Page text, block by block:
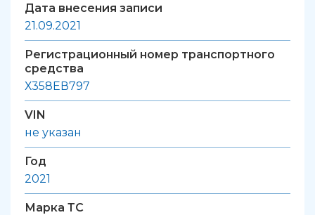
Дата внесения записи
21.09.2021
Регистрационный номер транспортного
средства
Х358ЕВ797
VIN
не указан
Год
2021
Марка ТС